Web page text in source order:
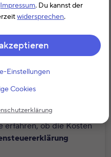
Impressum. Du kannst der
widersprechen.
Einstellungen
Cookies
Weiterlesen
wie »Sprachkurs« oder
erfahren, ob die Kosten